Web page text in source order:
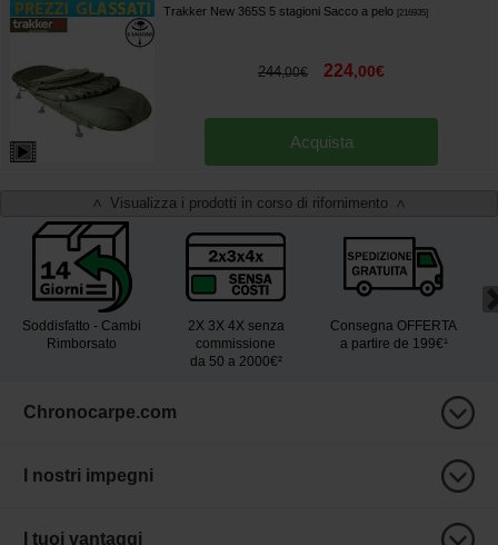
Trakker New 365S 5 stagioni Sacco a pelo [216935]
244,00€ 224,00€
Acquista
< Visualizza i prodotti in corso di rifornimento >
Soddisfatto - Cambi
Rimborsato
2X 3X 4X senza
commissione
da 50 a 2000€²
Consegna OFFERTA
a partire de 199€¹
Chronocarpe.com
I nostri impegni
I tuoi vantaggi